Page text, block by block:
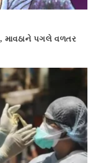
માવઠાને પગલે વળતર